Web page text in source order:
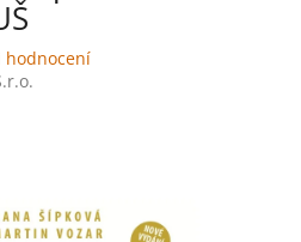
hodnocení